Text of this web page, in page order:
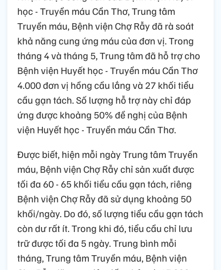
học - Truyền máu Cần Thơ, Trung tâm
Truyền máu, Bệnh viện Chợ Rẫy đã rà soát
khả năng cung ứng máu của đơn vị. Trong
tháng 4 và tháng 5, Trung tâm đã hỗ trợ cho
Bệnh viện Huyết học - Truyền máu Cần Thơ
4.000 đơn vị hồng cầu lắng và 27 khối tiểu
cầu gạn tách. Số lượng hỗ trợ này chỉ đáp
ứng được khoảng 50% đề nghị của Bệnh
viện Huyết học - Truyền máu Cần Thơ.
Được biết, hiện mỗi ngày Trung tâm Truyền
máu, Bệnh viện Chợ Rẫy chỉ sản xuất được
tối đa 60 - 65 khối tiểu cầu gạn tách, riêng
Bệnh viện Chợ Rẫy đã sử dụng khoảng 50
khối/ngày. Do đó, số lượng tiểu cầu gạn tách
còn dư rất ít. Trong khi đó, tiểu cầu chỉ lưu
trữ được tối đa 5 ngày. Trung bình mỗi
tháng, Trung tâm Truyền máu, Bệnh viện